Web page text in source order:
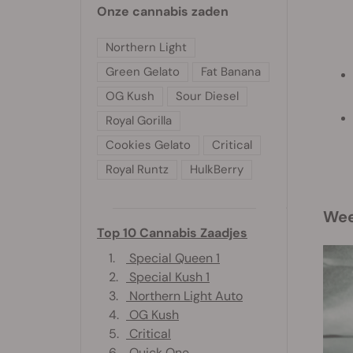
Onze cannabis zaden
Northern Light
Green Gelato
Fat Banana
OG Kush
Sour Diesel
Royal Gorilla
Cookies Gelato
Critical
Royal Runtz
HulkBerry
Top 10 Cannabis Zaadjes
1.
Special Queen 1
2.
Special Kush 1
3.
Northern Light Auto
4.
OG Kush
5.
Critical